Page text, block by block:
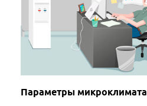
Параметры